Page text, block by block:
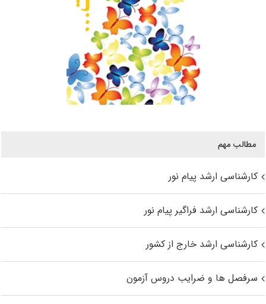
مطالب مهم
کارشناسی ارشد پیام نور
کارشناسی ارشد فراگیر پیام نور
کارشناسی ارشد خارج از کشور
سرفصل ها و ضرایب دروس آزمون